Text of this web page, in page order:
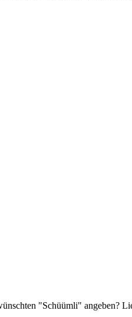
"Schüümli" angeben?